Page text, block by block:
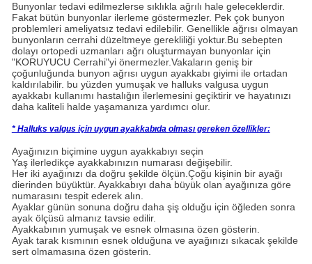
Bunyonlar tedavi edilmezlerse sıklıkla ağrılı hale geleceklerdir.
Fakat bütün bunyonlar ilerleme göstermezler. Pek çok bunyon
problemleri ameliyatsız tedavi edilebilir. Genellikle ağrısı olmayan
bunyonların cerrahi düzeltmeye gerekliliği yoktur.Bu sebepten
dolayı ortopedi uzmanları ağrı oluşturmayan bunyonlar için
"KORUYUCU Cerrahi"yi önermezler.Vakaların geniş bir
çoğunluğunda bunyon ağrısı uygun ayakkabı giyimi ile ortadan
kaldırılabilir. bu yüzden yumuşak ve halluks valgusa uygun
ayakkabı kullanımı hastalığın ilerlemesini geçiktirir ve hayatınızı
daha kaliteli halde yaşamanıza yardımcı olur.
* Halluks valgus için uygun ayakkabıda olması gereken özellikler:
Ayağınızın biçimine uygun ayakkabıyı seçin
Yaş ilerledikçe ayakkabınızın numarası değişebilir.
Her iki ayağınızı da doğru şekilde ölçün.Çoğu kişinin bir ayağı
dierinden büyüktür. Ayakkabıyı daha büyük olan ayağınıza göre
numarasını tespit ederek alın.
Ayaklar günün sonuna doğru daha şiş olduğu için öğleden sonra
ayak ölçüsü almanız tavsie edilir.
Ayakkabının yumuşak ve esnek olmasına özen gösterin.
Ayak tarak kısmının esnek olduğuna ve ayağınızı sıkacak şekilde
sert olmamasına özen gösterin.